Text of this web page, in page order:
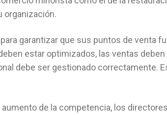
organización.
garantizar que sus puntos de venta
estar optimizados, las ventas
debe ser gestionado correctamente.
aumento de la competencia, los